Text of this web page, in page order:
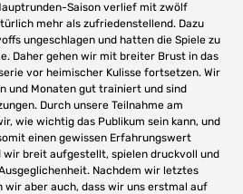
Saison verlief mit zwölf
mehr als zufriedenstellend. Dazu
ungeschlagen und hatten die Spiele zu
Daher gehen wir mit breiter Brust in das
vor heimischer Kulisse fortsetzen. Wir
und Monaten gut trainiert und sind
Durch unsere Teilnahme am
wie wichtig das Publikum sein kann, und
einen gewissen Erfahrungswert
wir breit aufgestellt, spielen druckvoll und
Nachdem wir letztes
aber auch, dass wir uns erstmal auf